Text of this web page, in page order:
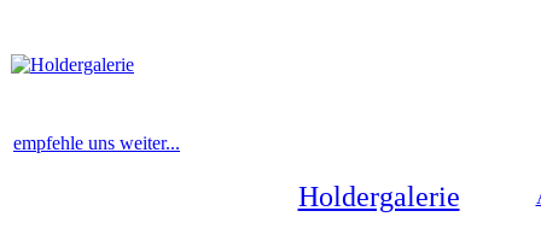
empfehle uns weiter...
Holdergalerie